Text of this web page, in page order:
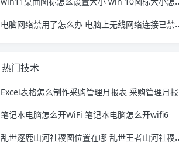
电脑网络禁用了怎么办 电脑上无线网络连接已禁用怎么办
热门技术
Excel表格怎么制作采购管理月报表 采购管理月报怎么写
笔记本电脑怎么开WiFi 笔记本电脑怎么开wifi6
乱世逐鹿山河社稷图位置在哪 乱世王者山河社稷怎么获得